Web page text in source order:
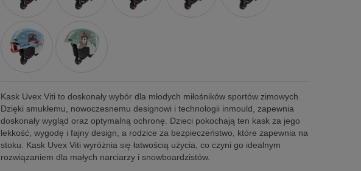
Kask Uvex Viti to doskonały wybór dla młodych miłośników sportów zimowych.
Dzięki smukłemu, nowoczesnemu designowi i technologii inmould, zapewnia
doskonały wygląd oraz optymalną ochronę. Dzieci pokochają ten kask za jego
lekkość, wygodę i fajny design, a rodzice za bezpieczeństwo, które zapewnia na
stoku. Kask Uvex Viti wyróżnia się łatwością użycia, co czyni go idealnym
rozwiązaniem dla małych narciarzy i snowboardzistów.